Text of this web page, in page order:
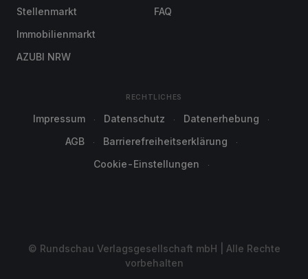
Stellenmarkt
Immobilienmarkt
AZUBI NRW
FAQ
RECHTLICHES
Impressum Datenschutz
Datenerhebung
AGB
Barrierefreiheitserklärung
Cookie-Einstellungen
© Rundschau Verlagsgesellschaft mbH | Alle Rechte
vorbehalten